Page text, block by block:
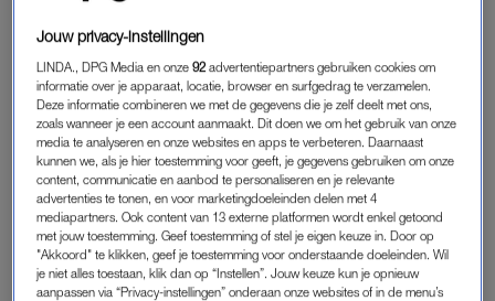
NORA (18) WERD OP SCHOOL GEPEST: 'IK WIL
KINDEREN MEEGEVEN DAT HET BETER
WORDT'
OP HETERDAAD
Mara's moeder kwam binnen
tijdens orale bevrediging: 'Ik
versteende onder de dekens'
BIJZONDER
Angelina Jolie en 16-jarige
dochter laten dezelfde
tattoo zetten: 'Betekent veel
voor ons'
Jouw privacy-instellingen
LINDA., DPG Media en onze92 advertentiepartners gebruiken cookies om
informatie over je apparaat, locatie, browser en surfgedrag te verzamelen.
Deze informatie combineren we met de gegevens die je zelf deelt met ons,
zoals wanneer je een account aanmaakt. Dit doen we om het gebruik van onze
media te analyseren en onze websites en apps te verbeteren. Daarnaast
kunnen we, als je hier toestemming voor geeft, je gegevens gebruiken om onze
content, communicatie en aanbod te personaliseren en je relevante
advertenties te tonen, en voor marketingdoeleinden delen met 4
mediapartners. Ook content van 13 externe platformen wordt enkel getoond
met jouw toestemming. Geef toestemming of stel je eigen keuze in. Door op
"Akkoord" te klikken, geef je toestemming voor onderstaande doeleinden. Wil
je niet alles toestaan, klik dan op “Instellen”. Jouw keuze kun je opnieuw
aanpassen via “Privacy-instellingen” onderaan onze websites of in de menu’s